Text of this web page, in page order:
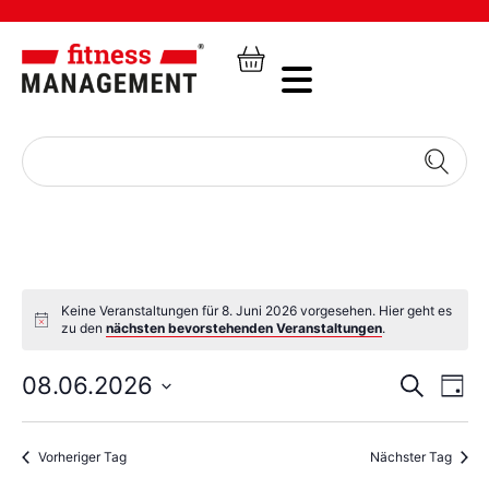
Keine Veranstaltungen für 8. Juni 2026 vorgesehen. Hier geht es
zu den nächsten bevorstehenden Veranstaltungen.
und
SucheTag
08.06.2026
wählen.
Vorheriger Tag Nächster Tag